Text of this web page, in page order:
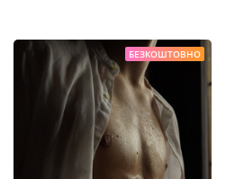
БЕЗКОШТОВНО